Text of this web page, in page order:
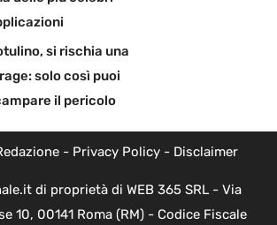
si rischia una
solo così puoi
il pericolo
- Privacy Policy- Disclaimer
di proprietà di WEB 365 SRL - Via
10, 00141 Roma (RM) - Codice Fiscale